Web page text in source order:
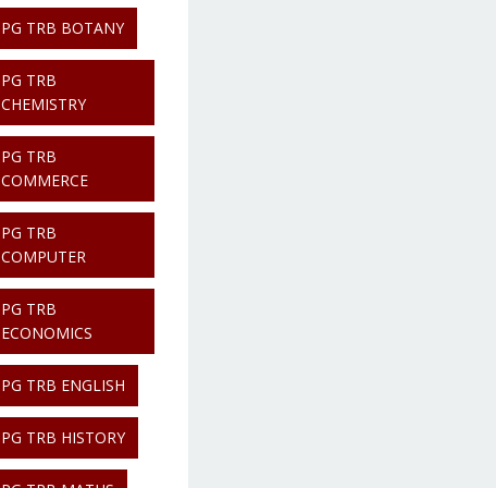
PG TRB BOTANY
PG TRB
CHEMISTRY
PG TRB
COMMERCE
PG TRB
COMPUTER
PG TRB
ECONOMICS
PG TRB ENGLISH
PG TRB HISTORY